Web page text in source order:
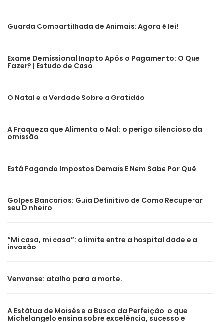
Guarda Compartilhada de Animais: Agora é lei!
Exame Demissional Inapto Após o Pagamento: O Que
Fazer? | Estudo de Caso
O Natal e a Verdade Sobre a Gratidão
A Fraqueza que Alimenta o Mal: o perigo silencioso da
omissão
Está Pagando Impostos Demais E Nem Sabe Por Quê
Golpes Bancários: Guia Definitivo de Como Recuperar
seu Dinheiro
“Mi casa, mi casa”: o limite entre a hospitalidade e a
invasão
Venvanse: atalho para a morte.
A Estátua de Moisés e a Busca da Perfeição: o que
Michelangelo ensina sobre excelência, sucesso e